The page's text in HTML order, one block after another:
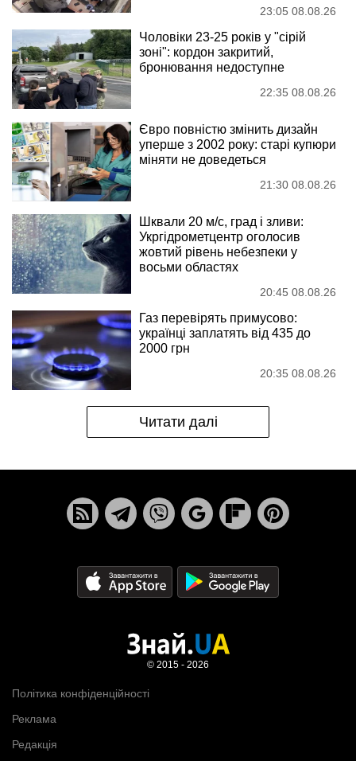
23:05 08.08.26
Чоловіки 23-25 років у "сірій
зоні": кордон закритий,
бронювання недоступне
22:35 08.08.26
Євро повністю змінить дизайн
уперше з 2002 року: старі купюри
міняти не доведеться
21:30 08.08.26
Шквали 20 м/с, град і зливи:
Укргідрометцентр оголосив
жовтий рівень небезпеки у
восьми областях
20:45 08.08.26
Газ перевірять примусово:
українці заплатять від 435 до
2000 грн
20:35 08.08.26
Читати далі
Політика конфіденційності
Реклама
Редакція
© 2015 - 2026